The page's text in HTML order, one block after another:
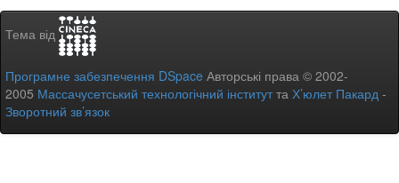
Тема від
Програмне забезпечення DSpace Авторські права © 2002-
2005 Массачусетський технологічний інститутта Х’юлет Пакард -
Зворотний зв’язок